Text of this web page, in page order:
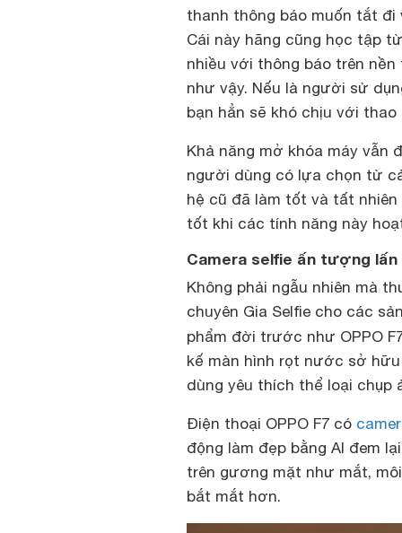
thanh thông báo muốn tắt
Cái này hãng cũng học tập
nhiều với thông báo trên nền
như vậy. Nếu là người sử
bạn hẳn sẽ khó chịu với
Khả năng mở khóa máy vẫn
người dùng có lựa chọn từ
hệ cũ đã làm tốt và tất nhiên
tốt khi các tính năng này
Camera selfie ấn tượng lấn
Không phải ngẫu nhiên mà
chuyên Gia Selfie cho các
phẩm đời trước như OPPO
kế màn hình rọt nước sở
dùng yêu thích thể loại chụp
Điện thoại OPPO F7 có
động làm đẹp bằng AI đem
trên gương mặt như mắt,
bắt mắt hơn.